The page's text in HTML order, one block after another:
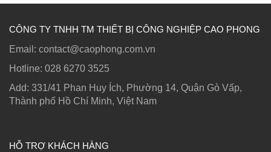
CÔNG TY TNHH TM THIẾT BỊ CÔNG NGHIỆP CAO PHONG
Email: contact@caophong.com.vn
Hotline: ‭028 6270 3525
Add: 331/41 Phan Huy Ích, Phường 14, Quận Gò Vấp,
Thành phố Hồ Chí Minh, Việt Nam
HỖ TRỢ KHÁCH HÀNG